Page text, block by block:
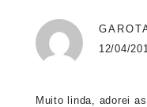
12/04/
Muito linda, adorei